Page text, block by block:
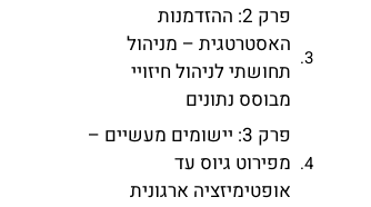
פרק 2: ההזדמנות
האסטרטגית – מניהול
תחושתי לניהול חיזויי
מבוסס נתונים
פרק 3: יישומים מעשיים –
מפירוט גיוס עד
אופטימיזציה ארגונית